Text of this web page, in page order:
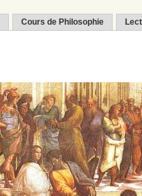
Cours de Philosophie